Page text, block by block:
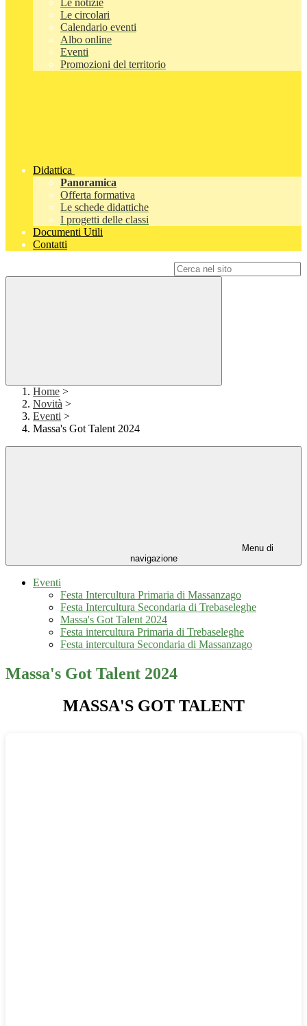
Le notizie
Le circolari
Calendario eventi
Albo online
Eventi
Promozioni del territorio
Didattica
Panoramica
Offerta formativa
Le schede didattiche
I progetti delle classi
Documenti Utili
Contatti
Home >
Novità >
Eventi >
Massa's Got Talent 2024
Menu di
navigazione
Eventi
Festa Intercultura Primaria di Massanzago
Festa Intercultura Secondaria di Trebaseleghe
Massa's Got Talent 2024
Festa intercultura Primaria di Trebaseleghe
Festa intercultura Secondaria di Massanzago
Massa's Got Talent 2024
MASSA'S GOT TALENT